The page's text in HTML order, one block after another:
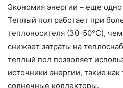
Экономия энергии – еще
Теплый пол работает при
теплоносителя (30-50°C),
снижает затраты на
теплый пол позволяет
источники энергии, такие
солнечные коллекторы.